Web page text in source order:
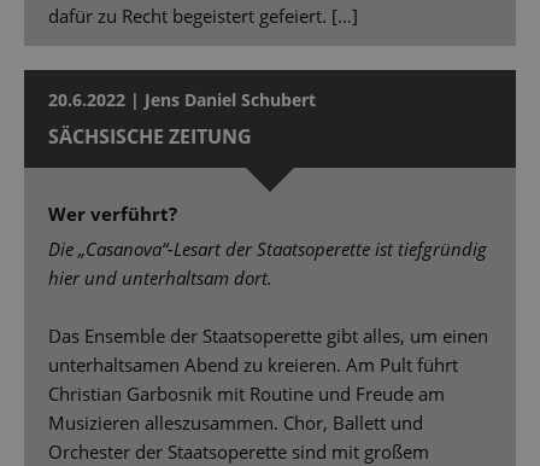
dafür zu Recht begeistert gefeiert. […]
20.6.2022 | Jens Daniel Schubert
SÄCHSISCHE ZEITUNG
Wer verführt?
Die „Casanova“-Lesart der Staatsoperette ist tiefgründig
hier und unterhaltsam dort.
Das Ensemble der Staatsoperette gibt alles, um einen
unterhaltsamen Abend zu kreieren. Am Pult führt
Christian Garbosnik mit Routine und Freude am
Musizieren alleszusammen. Chor, Ballett und
Orchester der Staatsoperette sind mit großem